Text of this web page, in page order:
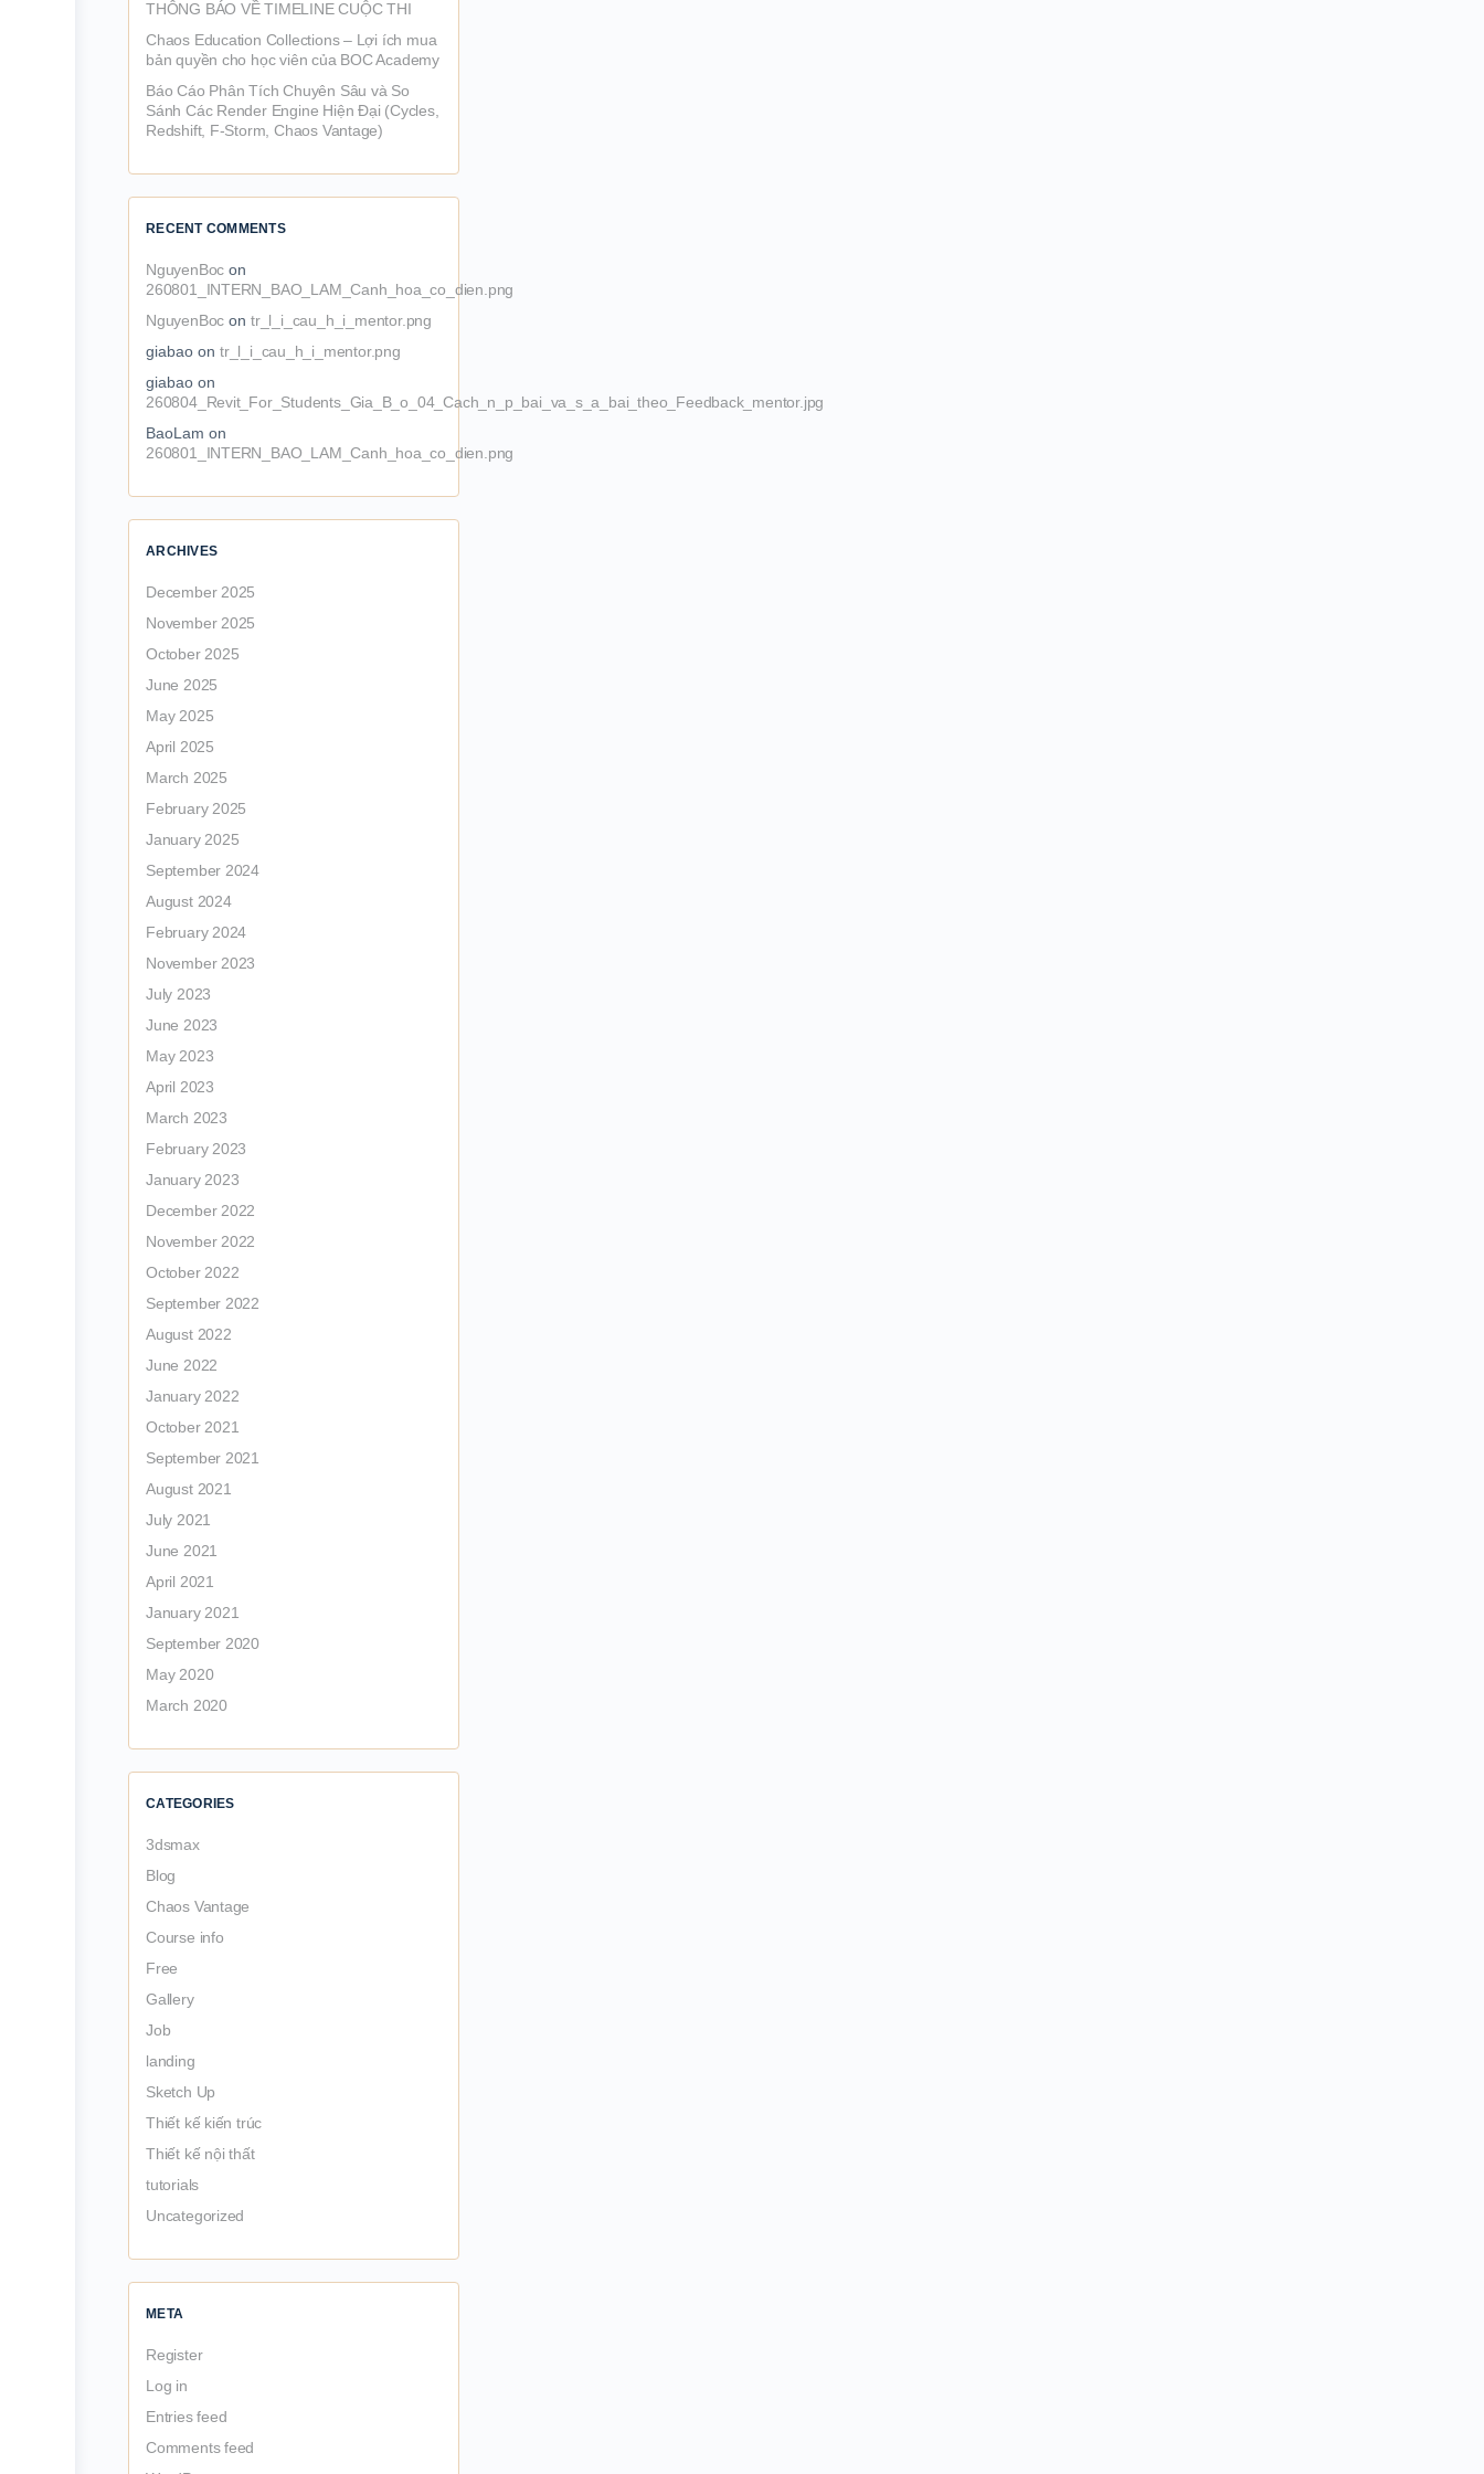
THÔNG BÁO VỀ TIMELINE CUỘC THI
Chaos Education Collections – Lợi ích mua
bản quyền cho học viên của BOC Academy
Báo Cáo Phân Tích Chuyên Sâu và So
Sánh Các Render Engine Hiện Đại (Cycles,
Redshift, F-Storm, Chaos Vantage)
RECENT COMMENTS
NguyenBoc on
260801_INTERN_BAO_LAM_Canh_hoa_co_dien.png
NguyenBoc ontr_l_i_cau_h_i_mentor.png
giabao on tr_l_i_cau_h_i_mentor.png
giabao on
260804_Revit_For_Students_Gia_B_o_04_Cach_n_p_bai_va_s_a_bai_theo_Feedback_mentor.jpg
BaoLam on
260801_INTERN_BAO_LAM_Canh_hoa_co_dien.png
ARCHIVES
December 2025
November 2025
October 2025
June 2025
May 2025
April 2025
March 2025
February 2025
January 2025
September 2024
August 2024
February 2024
November 2023
July 2023
June 2023
May 2023
April 2023
March 2023
February 2023
January 2023
December 2022
November 2022
October 2022
September 2022
August 2022
June 2022
January 2022
October 2021
September 2021
August 2021
July 2021
June 2021
April 2021
January 2021
September 2020
May 2020
March 2020
CATEGORIES
3dsmax
Blog
Chaos Vantage
Course info
Free
Gallery
Job
landing
Sketch Up
Thiết kế kiến trúc
Thiết kế nội thất
tutorials
Uncategorized
META
Register
Log in
Entries feed
Comments feed